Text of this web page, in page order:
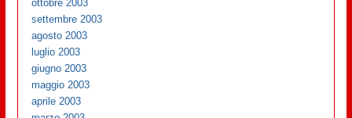
ottobre 2003
settembre 2003
agosto 2003
luglio 2003
giugno 2003
maggio 2003
aprile 2003